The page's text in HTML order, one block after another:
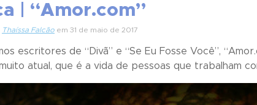
| “Amor.com”
Thaíssa Falcão em 31 de maio de 2017
escritores de “ Divã” e “Se Eu Fosse Você”, “
atual, que é a vida de pessoas que trabalham